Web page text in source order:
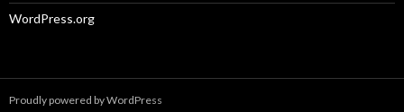
WordPress.org
Proudly powered by WordPress